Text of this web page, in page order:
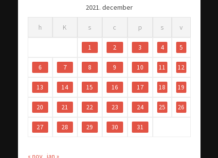
2021. december
h K s c p s v
1 2 3 4 5
6 7 8 9 10 11 12
13 14 15 16 17 18 19
20 21 22 23 24 25 26
27 28 29 30 31
« nov jan »